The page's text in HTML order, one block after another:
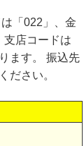
「022」、金
支店コードは
ます。 振込先
ださい。